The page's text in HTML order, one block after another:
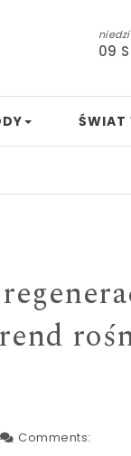
09
ŚWIAT
Mamo,
Comments: